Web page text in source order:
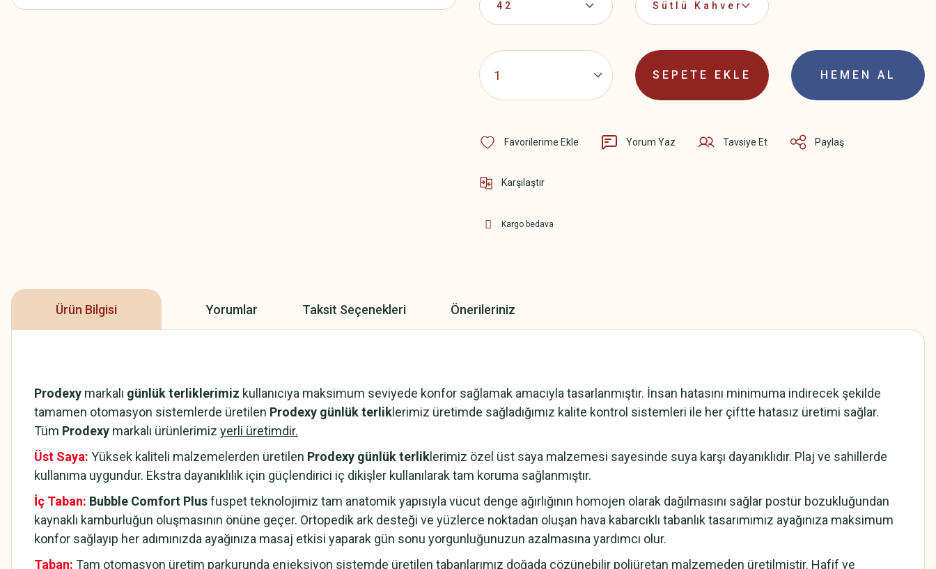
SEPETE EKLE HEMEN AL
Yorum Yaz Tavsiye Et Paylaş
Karşılaştır
Kargo bedava
Ürün Bilgisi Yorumlar Taksit Seçenekleri Önerileriniz
Prodexy markalı günlük terliklerimiz kullanıcıya maksimum seviyede konfor sağlamak amacıyla tasarlanmıştır. İnsan hatasını minimuma indirecek şekilde
tamamen otomasyon sistemlerde üretilen Prodexy günlük terlik lerimiz üretimde sağladığımız kalite kontrol sistemleri ile her çiftte hatasız üretimi sağlar.
Tüm Prodexy markalı ürünlerimiz yerli üretimdir.
Üst Saya: Yüksek kaliteli malzemelerden üretilen Prodexy günlük terlik lerimiz özel üst saya malzemesi sayesinde suya karşı dayanıklıdır. Plaj ve sahillerde
kullanıma uygundur. Ekstra dayanıklılık için güçlendirici iç dikişler kullanılarak tam koruma sağlanmıştır.
İç Taban: Bubble Comfort Plusfuspet teknolojimiz tam anatomik yapısıyla vücut denge ağırlığının homojen olarak dağılmasını sağlar postür bozukluğundan
kaynaklı kamburluğun oluşmasının önüne geçer. Ortopedik ark desteği ve yüzlerce noktadan oluşan hava kabarcıklı tabanlık tasarımımız ayağınıza maksimum
konfor sağlayıp her adımınızda ayağınıza masaj etkisi yaparak gün sonu yorgunluğunuzun azalmasına yardımcı olur.
Taban: Tam otomasyon üretim parkurunda enjeksiyon sistemde üretilen tabanlarımız doğada çözünebilir poliüretan malzemeden üretilmiştir. Hafif ve